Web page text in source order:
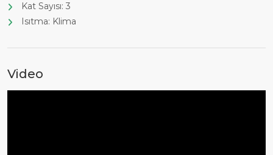
Kat Sayısı: 3
Isıtma: Klima
Video